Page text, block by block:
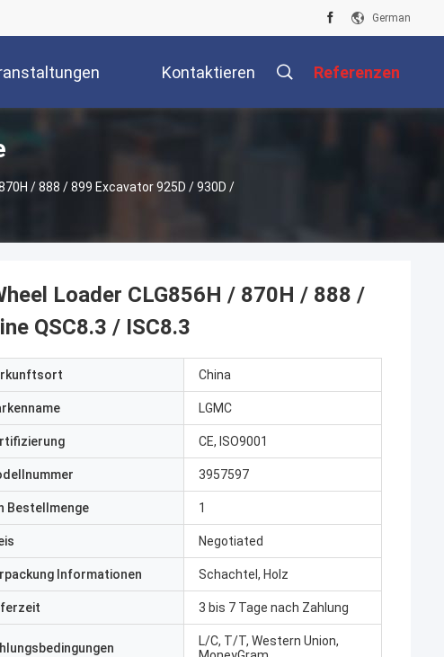
German
Kontaktieren Referenzen
/ 888 / 899 Excavator 925D / 930D /
Loader CLG856H / 870H / 888 /
QSC8.3 / ISC8.3
China
LGMC
CE, ISO9001
3957597
Bestellmenge 1
Negotiated
Informationen Schachtel, Holz
3 bis 7 Tage nach Zahlung
L/C, T/T, Western Union,